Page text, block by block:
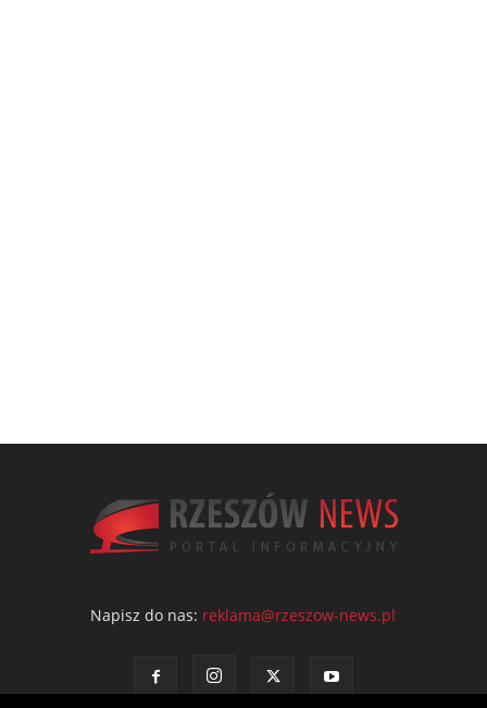
Napisz do nas: reklama@rzeszow-news.pl